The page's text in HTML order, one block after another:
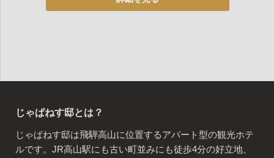
じゃぱねす邸とは？
じゃぱねす邸は飛騨高山に位置するアパート型の観光ホテ
ルです。JR高山駅にも古い町並みにも徒歩4分の好立地、